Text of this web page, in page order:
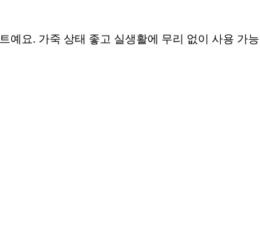
요. 가죽 상태 좋고 실생활에 무리 없이 사용 가